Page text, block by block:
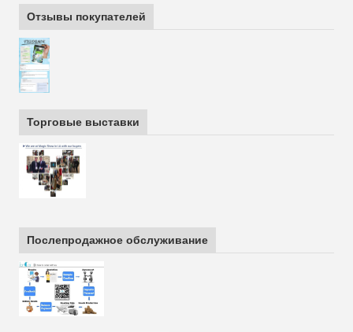
Отзывы покупателей
Торговые выставки
Послепродажное обслуживание